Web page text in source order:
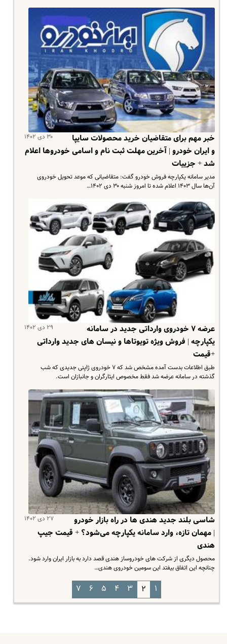
۳۰ دی ۱۴۰۲
خبر مهم برای متقاضیان خرید محصولات سایپا
و ایران خودرو | آخرین مهلت ثبت نام و اسامی خودروها اعلام
شد + جزییات
مدیر سامانه یکپارچه فروش خودرو گفت: متقاضیانی که موعد تحویل خودروی
آن‌ها سال ۱۴۰۳ اعلام شده تا امروز شنبه ۳۰ دی ۱۴۰۲…
۲۹ دی ۱۴۰۲
عرضه ۷ خودروی وارداتی جدید در سامانه
یکپارچه | فروش ویژه تویوتاها و نیسان های جدید وارداتی
+قیمت
طبق اطلاعات بدست آمده مشخص شد که ۷ خودروی ژاپنی جدیدی که شب
گذشته در سامانه عرضه شد فقط مخصوص ایثارگران و جانبازان است.
۲۷ دی ۱۴۰۲
شاسی بلند جدید هندی ها در راه بازار خودرو
| مهمان تازه، وارد سامانه یکپارچه می‌شود؟ + قیمت جیپ
هندی
محصول دیگری از شرکت های خودروساز هندی قصد دارد به بازار ایران وارد شود.
چنانچه این اتفاق بیفتد این سومین خودروی هندی…
۱ ۲ ۳ ۴ ۵ ۶ ۷